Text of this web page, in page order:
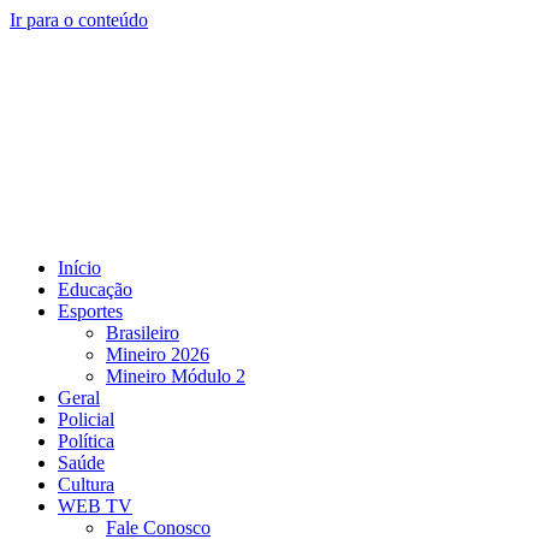
Ir para o conteúdo
Início
Educação
Esportes
Brasileiro
Mineiro 2026
Mineiro Módulo 2
Geral
Policial
Política
Saúde
Cultura
WEB TV
Fale Conosco